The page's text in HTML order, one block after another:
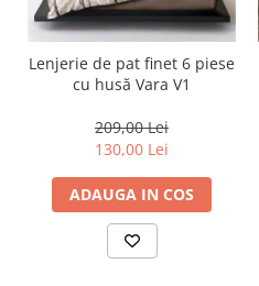
Lenjerie de pat finet 6 piese
cu husă Vara V1
209,00 Lei
130,00 Lei
ADAUGA IN COS